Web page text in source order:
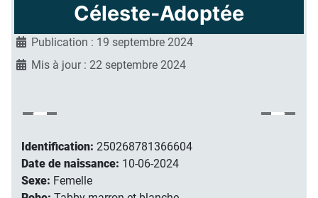
Céleste-Adoptée
Publication : 19 septembre 2024
Mis à jour : 22 septembre 2024
Identification: 250268781366604
Date de naissance: 10-06-2024
Sexe: Femelle